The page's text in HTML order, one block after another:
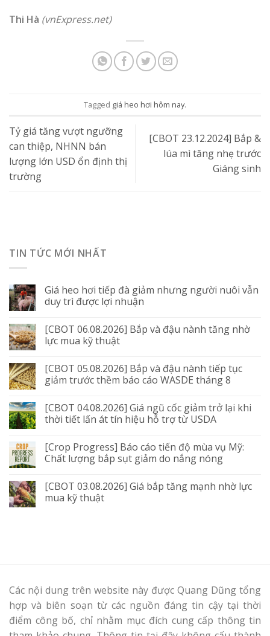
Thi Hà (vnExpress.net)
Tagged giá heo hơi hôm nay.
Tỷ giá tăng vượt ngưỡng
can thiệp, NHNN bán
lượng lớn USD ổn định thị
trường
[CBOT 23.12.2024] Bắp &
lúa mì tăng nhẹ trước
Giáng sinh
TIN TỨC MỚI NHẤT
Giá heo hơi tiếp đà giảm nhưng người nuôi vẫn
duy trì được lợi nhuận
[CBOT 06.08.2026] Bắp và đậu nành tăng nhờ
lực mua kỹ thuật
[CBOT 05.08.2026] Bắp và đậu nành tiếp tục
giảm trước thềm báo cáo WASDE tháng 8
[CBOT 04.08.2026] Giá ngũ cốc giảm trở lại khi
thời tiết lấn át tín hiệu hỗ trợ từ USDA
[Crop Progress] Báo cáo tiến độ mùa vụ Mỹ:
Chất lượng bắp sụt giảm do nắng nóng
[CBOT 03.08.2026] Giá bắp tăng mạnh nhờ lực
mua kỹ thuật
Các nội dung trên website này được Quang Dũng tổng
hợp và biên soạn từ các nguồn đáng tin cậy tại thời
điểm công bố, chỉ nhằm mục đích cung cấp thông tin